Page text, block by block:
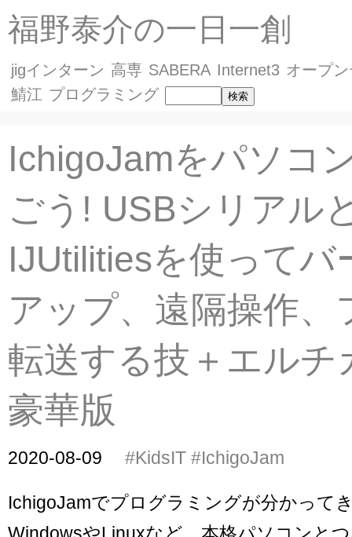
福野泰介の一日一創
jigインターン 高専 SABERA Internet3 オープ
鯖江 プログラミング
IchigoJamをパソコ
ごう! USBシリアル
IJUtilitiesを使ってバ
アップ、遠隔操作、
転送する技＋エルチ
豪華版
2020-08-09 #KidsIT #IchigoJam
IchigoJamでプログラミングが分かって